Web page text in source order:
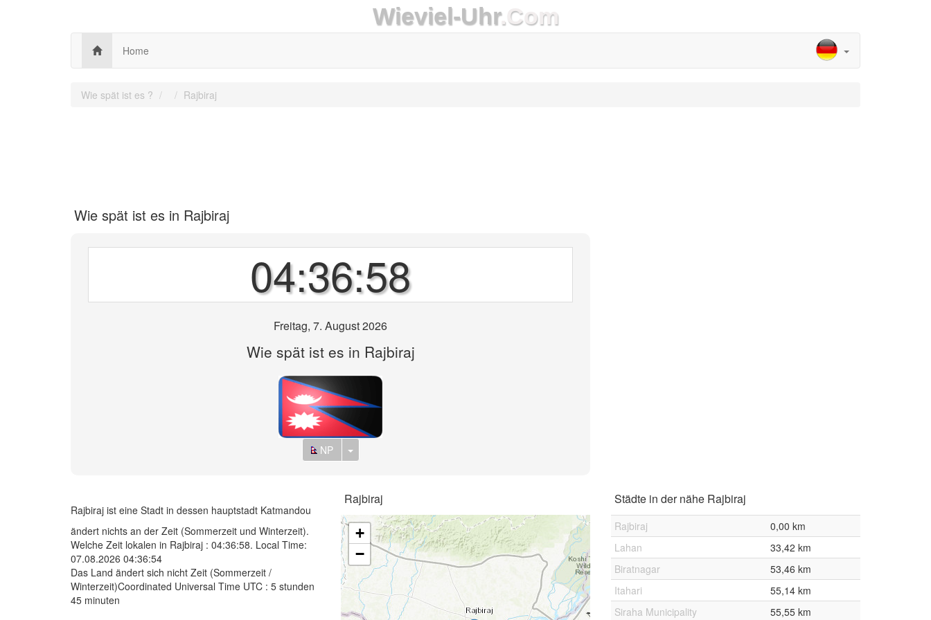
Wieviel-Uhr.Com
Home
Wie spät ist es ? Rajbiraj
Wie spät ist es in Rajbiraj
04:36:58
Freitag, 7. August 2026
Wie spät ist es in Rajbiraj
NP Toggle Dropdown
Rajbiraj ist eine Stadt in dessen hauptstadt Katmandou
ändert nichts an der Zeit (Sommerzeit und Winterzeit).
Welche Zeit lokalen in Rajbiraj : 04:36:58. Local Time:
07.08.2026 04:36:54
Das Land ändert sich nicht Zeit (Sommerzeit /
Winterzeit)Coordinated Universal Time UTC : 5 stunden
45 minuten
Rajbiraj
+
−
Städte in der nähe Rajbiraj
Rajbiraj
0,00 km
Lahan
33,42 km
Biratnagar
53,46 km
Itahari
55,14 km
Siraha Municipality
55,55 km